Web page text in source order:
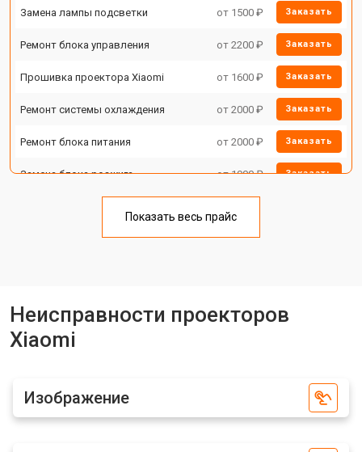
Замена лампы подсветки от 1500 ₽ Заказать
Ремонт блока управления от 2200 ₽ Заказать
Прошивка проектора Xiaomi от 1600 ₽ Заказать
Ремонт системы охлаждения от 2000 ₽ Заказать
Ремонт блока питания от 2000 ₽ Заказать
Замена блока розжига от 1900 ₽ Заказать
Показать весь прайс
Неисправности проекторов
Xiaomi
Изображение